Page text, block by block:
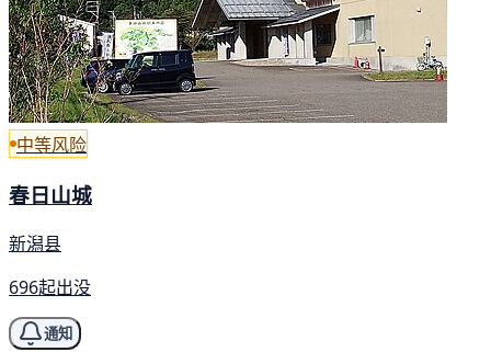
中等风险
春日山城
新潟县
696起出没
通知